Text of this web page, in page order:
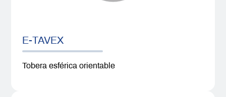
E-TAVEX
Tobera esférica orientable